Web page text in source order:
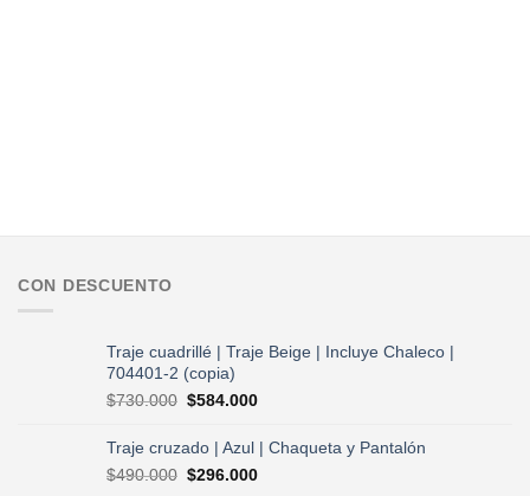
CON DESCUENTO
Traje cuadrillé | Traje Beige | Incluye Chaleco |
704401-2 (copia)
$730.000 El
original
era:
$730.000.
$584.000El
actual
es:
Traje cruzado | Azul | Chaqueta y Pantalón
$490.000 El
$296.000El